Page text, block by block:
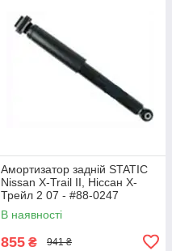
Амортизатор задній STATIC
Nissan X-Trail II, Ніссан Х-
Трейл 2 07 - #88-0247
UAHCSOI7
В наявності
855 ₴ 941 ₴